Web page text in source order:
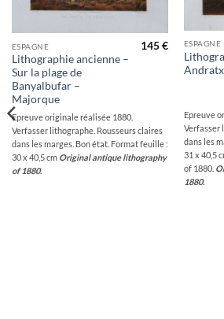
ESPAGNE
Lithographie ancienne –
Sur la plage de
Banyalbufar –
Majorque
145€
Epreuve originale réalisée 1880.
Verfasser lithographe. Rousseurs claires
dans les marges. Bon état. Format feuille :
30 x 40,5 cm Original antique lithography
of 1880.
ESPAGNE
Epreuve
Verfasser
dans les
31 x 40,5
of 1880.
1880.